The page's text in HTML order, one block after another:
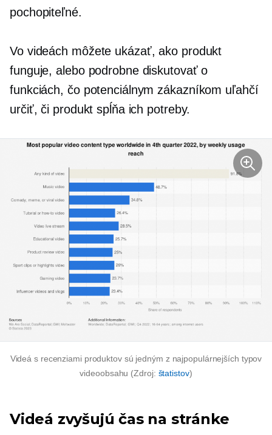
pochopiteľné.
Vo videách môžete ukázať, ako produkt
funguje, alebo podrobne diskutovať o
funkciách, čo potenciálnym zákazníkom uľahčí
určiť, či produkt spĺňa ich potreby.
Videá s recenziami produktov sú jedným z najpopulárnejších typov
videoobsahu (Zdroj: štatistov)
Videá zvyšujú čas na stránke